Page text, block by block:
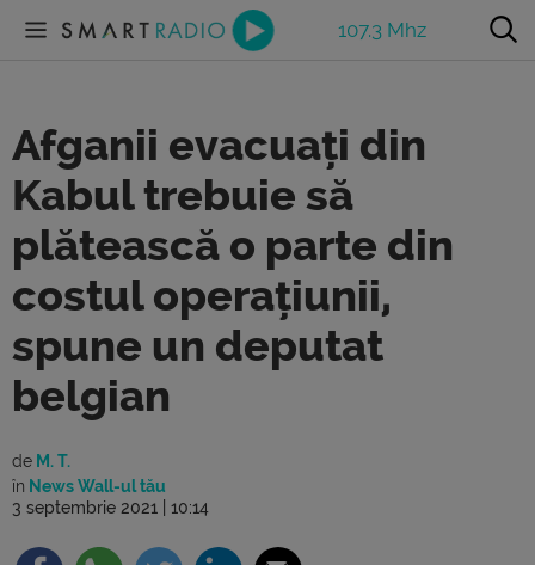
107.3 Mhz
Afganii evacuați din
Kabul trebuie să
plătească o parte din
costul operațiunii,
spune un deputat
belgian
de M. T.
în News Wall-ul tău
3 septembrie 2021 | 10:14